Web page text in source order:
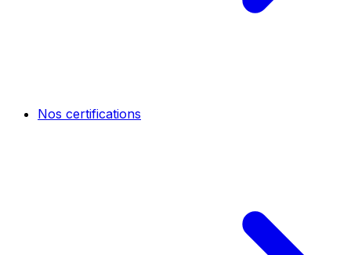
Nos certifications